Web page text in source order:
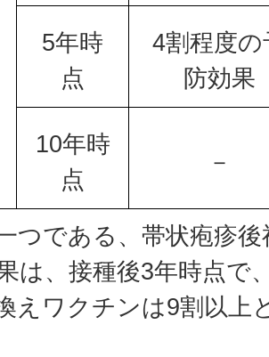
5年時
点
4割程度の
防効果
10年時
点
－
つである、帯状疱疹
は、接種後3年時点で
えワクチンは9割以上